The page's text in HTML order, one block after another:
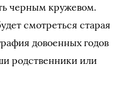
черным кружевом.
смотреться старая
довоенных годов
родственники или